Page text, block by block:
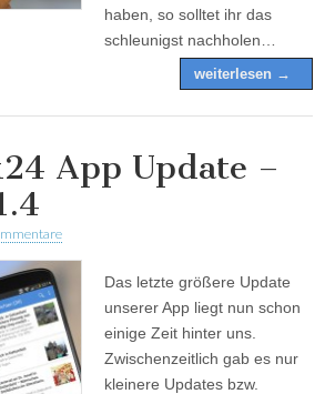
haben, so solltet ihr das
schleunigst nachholen…
weiterlesen →
App Update –
Das letzte größere Update
unserer App liegt nun schon
einige Zeit hinter uns.
Zwischenzeitlich gab es nur
kleinere Updates bzw.